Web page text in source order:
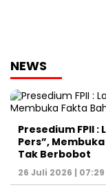
NEWS
Presedium FPII :
Pers”,
Tak Berbobot
26 Juli 2026 | 07:29